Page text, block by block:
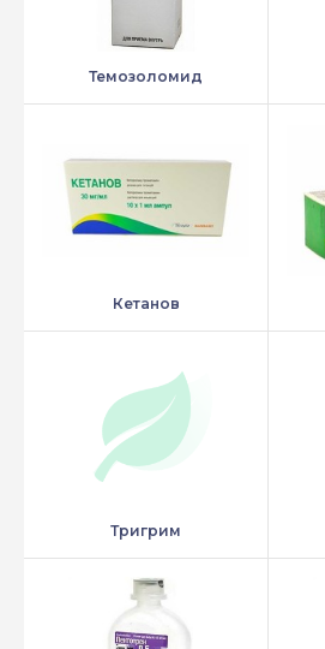
Темозоломид
Кетанов
Тригрим